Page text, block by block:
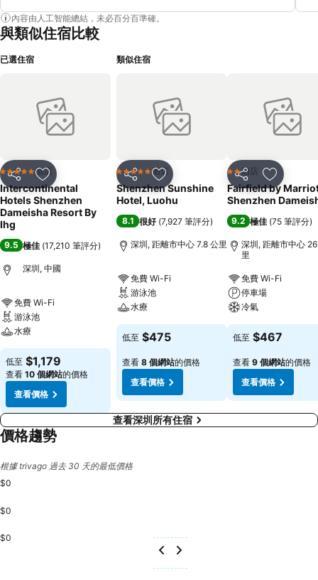
內容由人工智能總結，未必百分百準確。
與類似住宿比較
已選住宿
分享 放到收藏夾
5 星級 酒店
Intercontinental
Hotels Shenzhen
Dameisha Resort By
Ihg
9.5 極佳 (17,210 筆評分)
深圳, 中國
免費 Wi-Fi
游泳池
水療
低至 $1,179
查看 10 個網站的價格
查看價格
類似住宿
分享 放到收藏夾
5 星級 酒店
Shenzhen Sunshine
Hotel, Luohu
8.1 很好 (7,927 筆評分)
深圳, 距離市中心 7.8 公里
免費 Wi-Fi
游泳池
水療
低至 $475
查看 8 個網站的價格
查看價格
分享 放到收藏
2 星級酒店
Fairfield by
Shenzhen
9.2 極佳 (75 筆評分)
深圳, 距離市中心
里
免費 Wi-Fi
停車場
冷氣
低至 $467
查看 9 個網站的價格
查看價格
查看深圳所有住宿
價格趨勢
根據 trivago 過去 30 天的最低價格
$0
$0
$0